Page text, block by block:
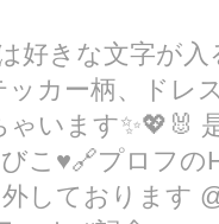
好きな文字が入
カー柄、ドレ
います✨💖🐰
こ♥🔗プロフの
しております